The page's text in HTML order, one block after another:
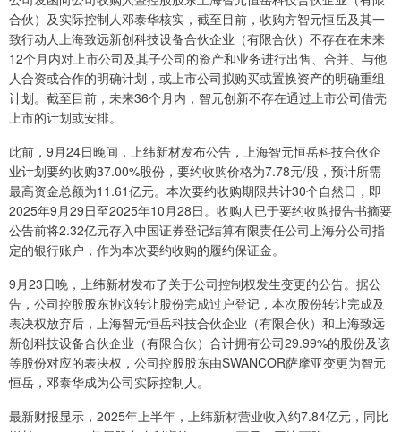
合伙）及实际控制人邓泰华核实，截至目前，收购方智元恒岳及其一
致行动人上海致远新创科技设备合伙企业（有限合伙）不存在在未来
12个月内对上市公司及其子公司的资产和业务进行出售、合并、与他
人合资或合作的明确计划，或上市公司拟购买或置换资产的明确重组
计划。截至目前，未来36个月内，智元创新不存在通过上市公司借壳
上市的计划或安排。
此前，9月24日晚间，上纬新材发布公告，上海智元恒岳科技合伙企
业计划要约收购37.00%股份，要约收购价格为7.78元/股，预计所需
最高资金总额为11.61亿元。本次要约收购期限共计30个自然日，即
2025年9月29日至2025年10月28日。收购人已于要约收购报告书摘要
公告前将2.32亿元存入中国证券登记结算有限责任公司上海分公司指
定的银行账户，作为本次要约收购的履约保证金。
9月23日晚，上纬新材发布了关于公司控制权发生变更的公告。据公
告，公司控股股东协议转让股份完成过户登记，本次股份转让完成及
表决权放弃后，上海智元恒岳科技合伙企业（有限合伙）和上海致远
新创科技设备合伙企业（有限合伙）合计拥有公司29.99%的股份及该
等股份对应的表决权，公司控股股东由SWANCOR萨摩亚变更为智元
恒岳，邓泰华成为公司实际控制人。
最新财报显示，2025年上半年，上纬新材营业收入约7.84亿元，同比